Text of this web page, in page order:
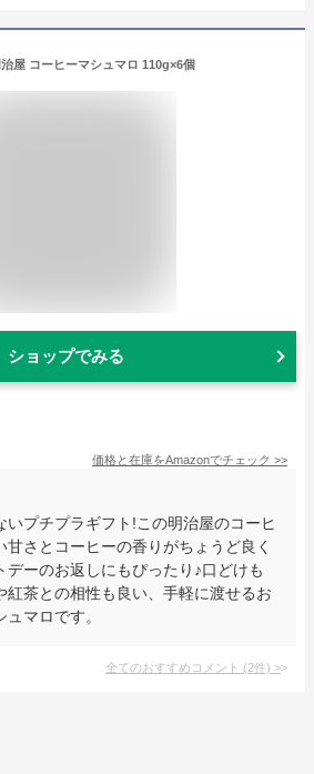
治屋 コーヒーマシュマロ 110g×6個
ショップでみる
価格と在庫をAmazonでチェック >>
いプチプラギフト!この明治屋のコーヒ
甘さとコーヒーの香りがちょうど良く
デーのお返しにもぴったり♪口どけも
紅茶との相性も良い、手軽に渡せるお
マロです。
全てのおすすめコメント (2件) >